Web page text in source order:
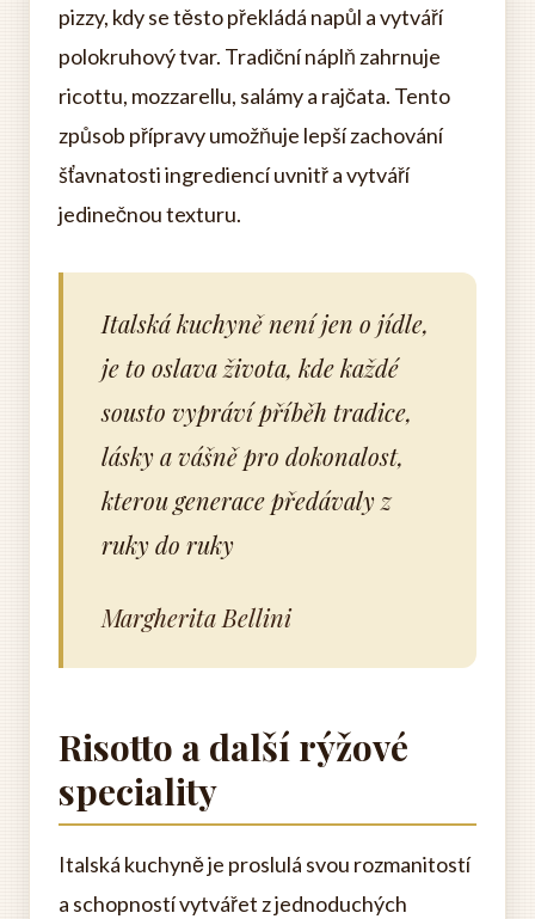
pizzy, kdy se těsto překládá napůl a vytváří
polokruhový tvar. Tradiční náplň zahrnuje
ricottu, mozzarellu, salámy a rajčata. Tento
způsob přípravy umožňuje lepší zachování
šťavnatosti ingrediencí uvnitř a vytváří
jedinečnou texturu.
Italská kuchyně není jen o jídle,
je to oslava života, kde každé
sousto vypráví příběh tradice,
lásky a vášně pro dokonalost,
kterou generace předávaly z
ruky do ruky
Margherita Bellini
Risotto a další rýžové
speciality
Italská kuchyně je proslulá svou rozmanitostí
a schopností vytvářet z jednoduchých